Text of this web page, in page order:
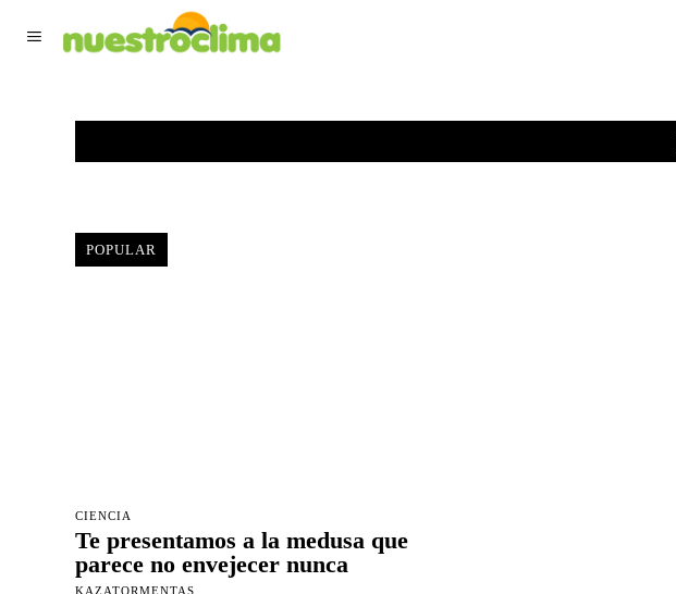
POPULAR
CIENCIA
Te presentamos a la medusa que
parece no envejecer nunca
KAZATORMENTAS